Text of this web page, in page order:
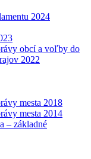
2024
obcí a voľby do
2022
mesta 2018
mesta 2014
– základné